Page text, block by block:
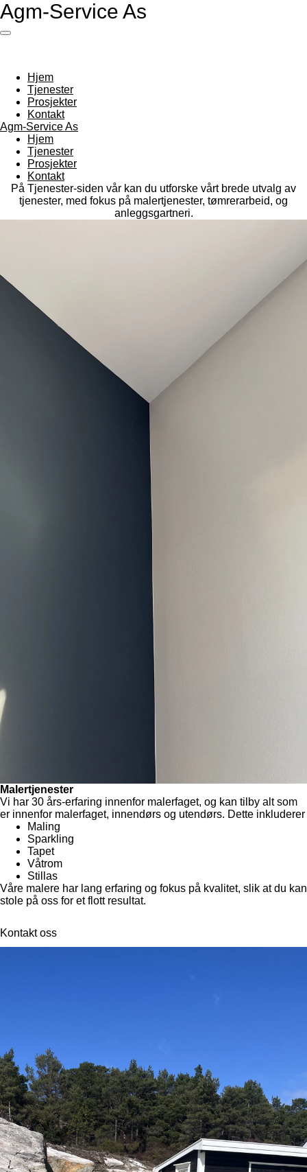
Gå
hovedinnhold
Agm-Service As
Hjem
Tjenester
Prosjekter
Kontakt
Agm-Service As
Hjem
Tjenester
Prosjekter
Kontakt
På Tjenester-siden vår kan du utforske vårt brede utvalg av
tjenester, med fokus på malertjenester, tømrerarbeid, og
anleggsgartneri.
Malertjenester
Vi har 30 års-erfaring innenfor malerfaget, og kan tilby alt som
er innenfor malerfaget, innendørs og utendørs. Dette inkluderer
Maling
Sparkling
Tapet
Våtrom
Stillas
Våre malere har lang erfaring og fokus på kvalitet, slik at du kan
stole på oss for et flott resultat.
Kontakt oss